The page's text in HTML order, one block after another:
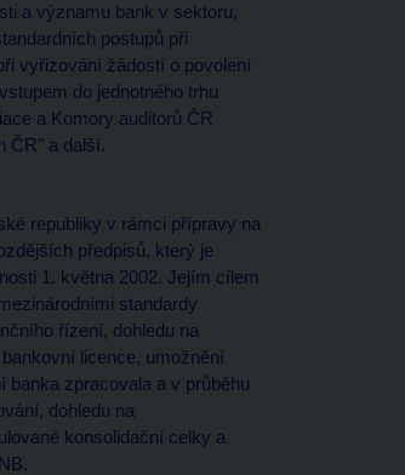
a významu bank v sektoru,
postupů při
vyřizování žádostí o povolení
do jednotného trhu
a Komory auditorů ČR
ČR" a další.
republiky v rámci přípravy na
předpisů, který je
1. května 2002. Jejím cílem
standardy
řízení, dohledu na
licence, umožnění
banka zpracovala a v průběhu
dohledu na
konsolidační celky a